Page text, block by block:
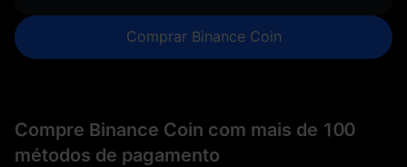
Comprar Binance Coin
Compre Binance Coin com mais de 100
métodos de pagamento